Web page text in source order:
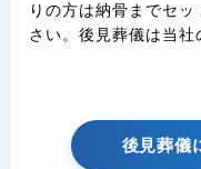
りの方は納骨までセ
さい。後見葬儀は当社
後見葬儀